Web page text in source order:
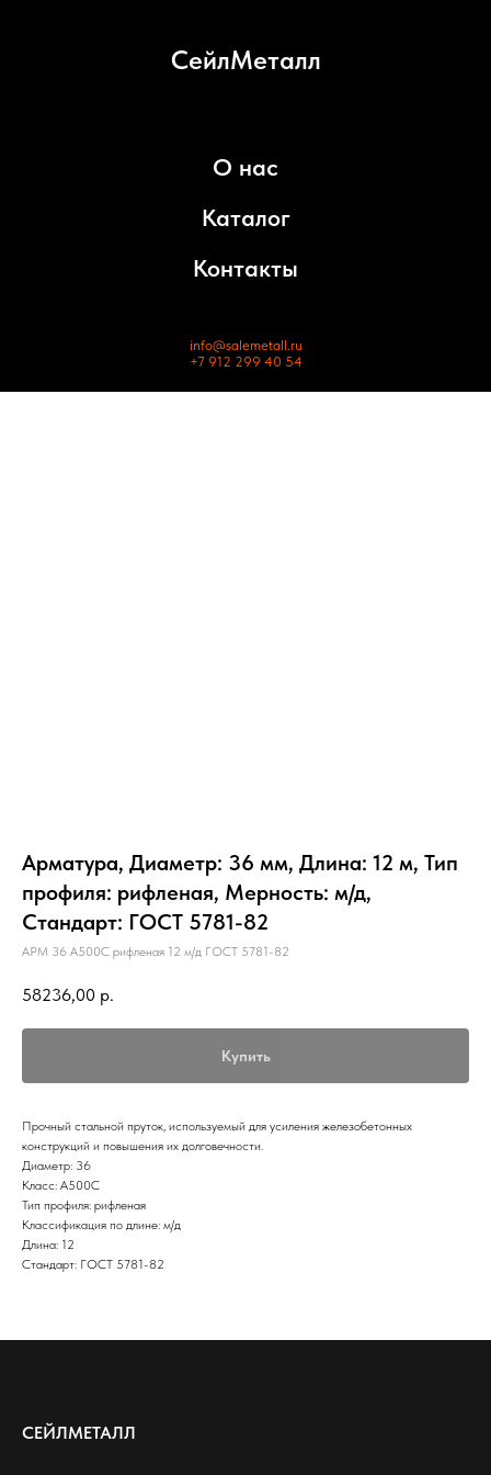
СейлМеталл
О нас
Каталог
Контакты
info@salemetall.ru
+7 912 299 40 54
Арматура, Диаметр: 36 мм, Длина: 12 м, Тип
профиля: рифленая, Мерность: м/д,
Стандарт: ГОСТ 5781-82
АРМ 36 А500С рифленая 12 м/д ГОСТ 5781-82
58236,00 р.
Купить
Прочный стальной пруток, используемый для усиления железобетонных
конструкций и повышения их долговечности.
Диаметр: 36
Класс: А500С
Тип профиля: рифленая
Классификация по длине: м/д
Длина: 12
Стандарт: ГОСТ 5781-82
СЕЙЛМЕТАЛЛ